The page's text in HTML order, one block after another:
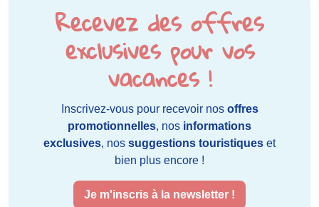
Recevez des offres
exclusives pour vos
vacances !
Inscrivez-vous pour recevoir nos offres
promotionnelles, nos informations
exclusives, nos suggestions touristiques et
bien plus encore !
Je m'inscris à la newsletter !